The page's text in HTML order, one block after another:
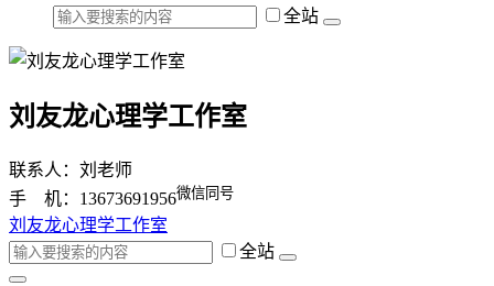
全站
刘友龙心理学工作室
联系人：刘老师
手 机：13673691956微信同号
刘友龙心理学工作室
全站